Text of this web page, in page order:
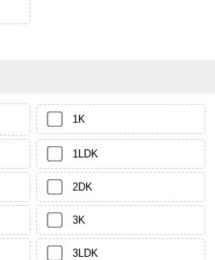
1K
1LDK
2DK
3K
3LDK